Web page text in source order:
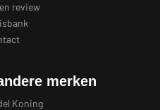
review
merken
Koning